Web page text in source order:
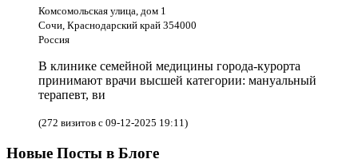
Комсомольская улица, дом 1
Сочи, Краснодарский край 354000
Россия
В клинике семейной медицины города-курорта
принимают врачи высшей категории: мануальный
терапевт, ви
(272 визитов с 09-12-2025 19:11)
Новые Посты в Блоге